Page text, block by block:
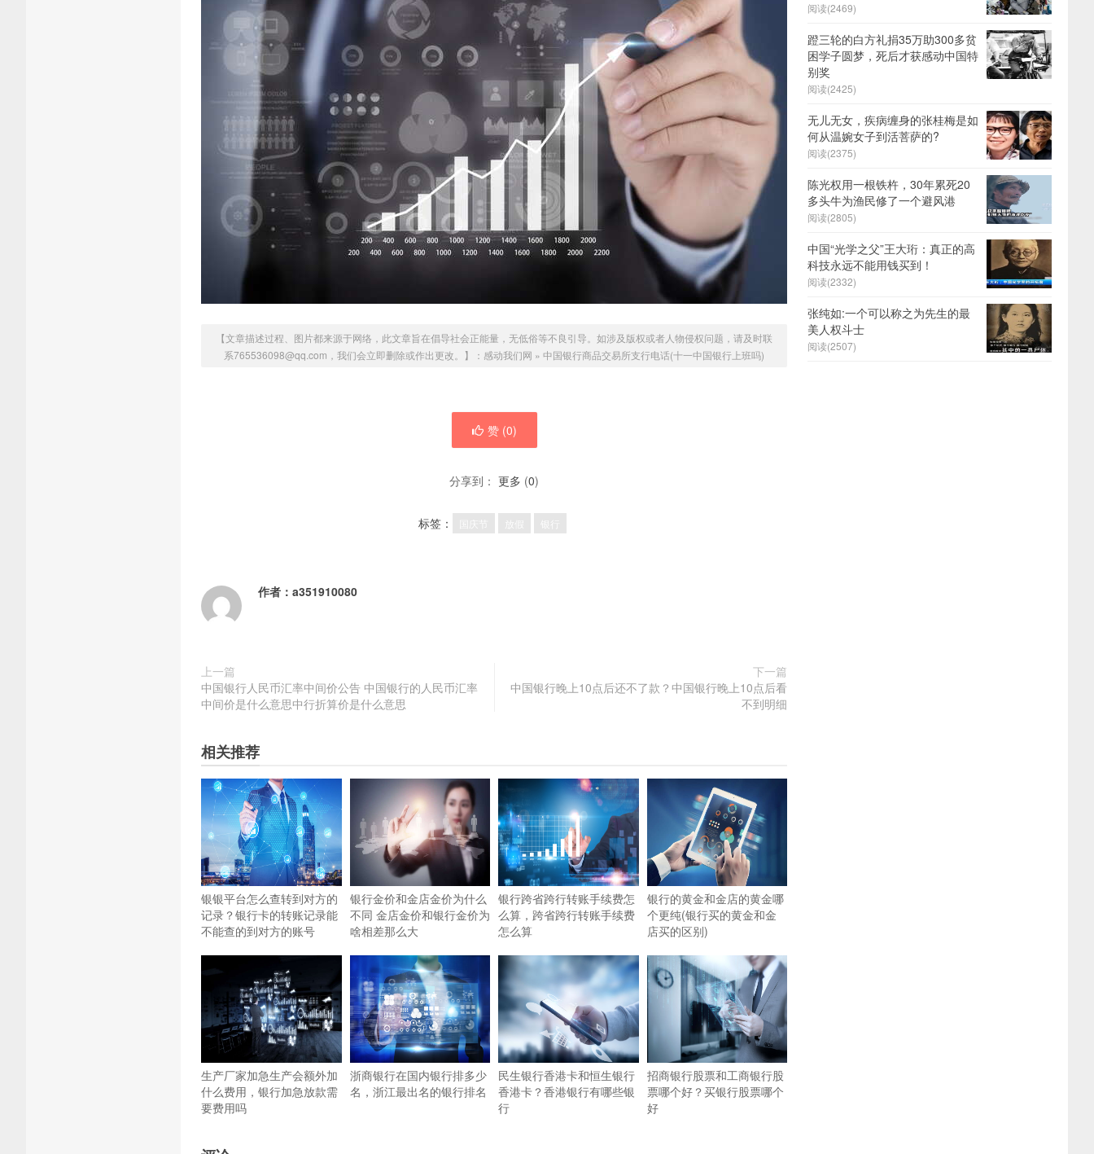
【文章描述过程、图片都来源于网络，此文章旨在倡导社会正能量，无低俗等不良引导。如涉及版权或者人物侵权问题，请及时联
系765536098@qq.com，我们会立即删除或作出更改。】： 感动我们网 » 中国银行商品交易所支行电话(十一中国银行上班吗)
赞 (0)
分享到： 更多 (0)
标签： 国庆节 银行
作者： a351910080
上一篇
中国银行人民币汇率中间价公告 中国银行的人民币汇率
中间价是什么意思中行折算价是什么意思
下一篇
中国银行晚上10点后还不了款？中国银行晚上10点后看
不到明细
相关推荐
银银平台怎么查转到对方的
记录？银行卡的转账记录能
不能查的到对方的账号
银行金价和金店金价为什么
不同 金店金价和银行金价为
啥相差那么大
银行跨省跨行转账手续费怎
么算，跨省跨行转账手续费
怎么算
银行的黄金和金店的黄金哪
个更纯(银行买的黄金和金
店买的区别)
生产厂家加急生产会额外加
什么费用，银行加急放款需
要费用吗
浙商银行在国内银行排多少
名，浙江最出名的银行排名
民生银行香港卡和恒生银行
香港卡？香港银行有哪些银
行
招商银行股票和工商银行股
票哪个好？买银行股票哪个
好
阅读(2469)
蹬三轮的白方礼捐35万助300多贫
困学子圆梦，死后才获感动中国特
别奖
阅读(2425)
无儿无女，疾病缠身的张桂梅是如
何从温婉女子到活菩萨的?
阅读(2375)
陈光权用一根铁杵，30年累死20
多头牛为渔民修了一个避风港
阅读(2805)
中国“光学之父”王大珩：真正的高
科技永远不能用钱买到！
阅读(2332)
张纯如:一个可以称之为先生的最
美人权斗士
阅读(2507)